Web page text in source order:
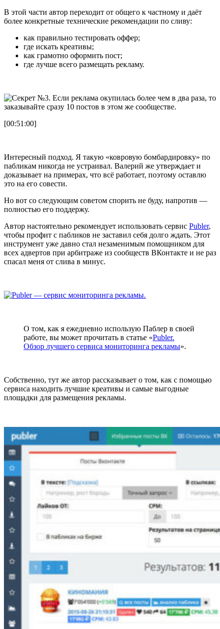
В этой части автор переходит от общего к частному и даёт
более конкретные технические рекомендации по сливу:
как правильно тестировать оффер;
где искать креативы;
как грамотно оформить пост;
где лучше всего размещать рекламу.
[00:51:00]
Интересный подход. Я такую «ковровую бомбардировку» по
пабликам никогда не устраивал. Валерий же утверждает и
доказывает на примерах, что всё работает, поэтому оставлю
это на его совести.
Но вот со следующим советом спорить не буду, напротив —
полностью его поддержу.
Автор настоятельно рекомендует использовать сервис Publer,
чтобы профит с пабликов не заставил себя долго ждать. Этот
инструмент уже давно стал незаменимым помощником для
всех адвертов при арбитраже из сообществ ВКонтакте и не раз
спасал меня от слива в минус.
О том, как я ежедневно использую Паблер в своей
работе, вы может прочитать в статье «Publer.
Обзор лучшего сервиса мониторинга рекламы».
Собственно, тут же автор рассказывает о том, как с помощью
сервиса находить лучшие креативы и самые выгодные
площадки для размещения рекламы.